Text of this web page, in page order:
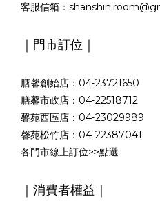
客服信箱：
｜門市訂位｜
膳馨創始店：04-23721650
膳馨市政店：04-22518712
馨苑西區店：04-23029989
馨苑松竹店：04-22387041
各門市線上訂位>>點選
｜消費者權益｜